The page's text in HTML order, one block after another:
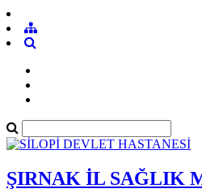
ŞIRNAK İL SAĞLIK